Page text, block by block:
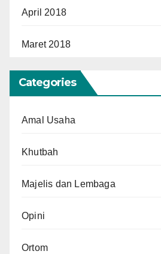
April 2018
Maret 2018
Categories
Amal Usaha
Khutbah
Majelis dan Lembaga
Opini
Ortom